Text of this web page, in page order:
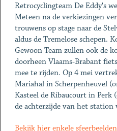
Retrocyclingteam De Eddy's
Meteen na de verkiezingen
trouwens op stage naar de
aldus de Tremelose schepen.
Gewoon Team zullen ook de
doorheen Vlaams-Brabant
mee te rijden. Op 4 mei
Mariahal in Scherpenheuvel
Kasteel de Ribaucourt in Perk
de achterzijde van het station
Bekijk hier enkele